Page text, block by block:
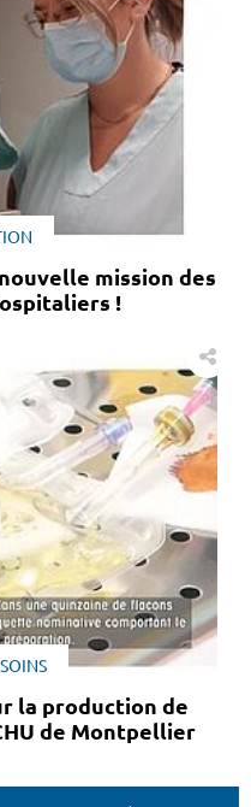
mission des
!
la production de
de Montpellier